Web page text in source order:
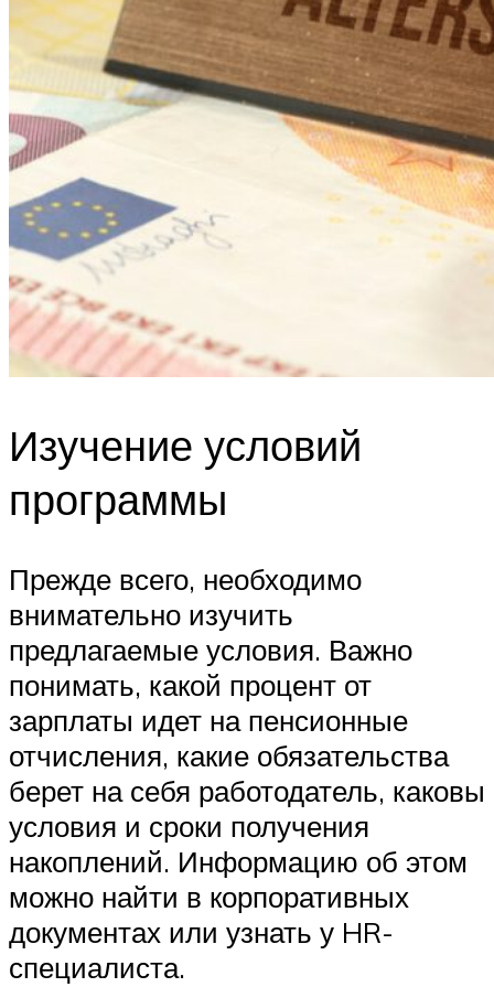
Изучение условий
программы
Прежде всего, необходимо
внимательно изучить
предлагаемые условия. Важно
понимать, какой процент от
зарплаты идет на пенсионные
отчисления, какие обязательства
берет на себя работодатель, каковы
условия и сроки получения
накоплений. Информацию об этом
можно найти в корпоративных
документах или узнать у HR-
специалиста.